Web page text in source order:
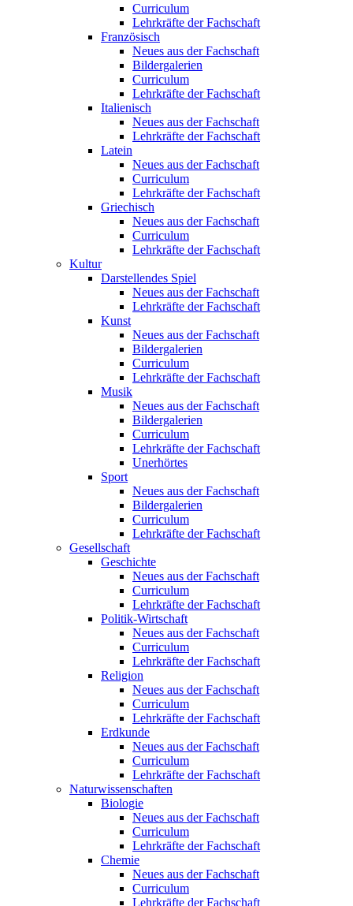
Curriculum
Lehrkräfte der Fachschaft
Französisch
Neues aus der Fachschaft
Bildergalerien
Curriculum
Lehrkräfte der Fachschaft
Italienisch
Neues aus der Fachschaft
Lehrkräfte der Fachschaft
Latein
Neues aus der Fachschaft
Curriculum
Lehrkräfte der Fachschaft
Griechisch
Neues aus der Fachschaft
Curriculum
Lehrkräfte der Fachschaft
Kultur
Darstellendes Spiel
Neues aus der Fachschaft
Lehrkräfte der Fachschaft
Kunst
Neues aus der Fachschaft
Bildergalerien
Curriculum
Lehrkräfte der Fachschaft
Musik
Neues aus der Fachschaft
Bildergalerien
Curriculum
Lehrkräfte der Fachschaft
Unerhörtes
Sport
Neues aus der Fachschaft
Bildergalerien
Curriculum
Lehrkräfte der Fachschaft
Gesellschaft
Geschichte
Neues aus der Fachschaft
Curriculum
Lehrkräfte der Fachschaft
Politik-Wirtschaft
Neues aus der Fachschaft
Curriculum
Lehrkräfte der Fachschaft
Religion
Neues aus der Fachschaft
Curriculum
Lehrkräfte der Fachschaft
Erdkunde
Neues aus der Fachschaft
Curriculum
Lehrkräfte der Fachschaft
Naturwissenschaften
Biologie
Neues aus der Fachschaft
Curriculum
Lehrkräfte der Fachschaft
Chemie
Neues aus der Fachschaft
Curriculum
Lehrkräfte der Fachschaft